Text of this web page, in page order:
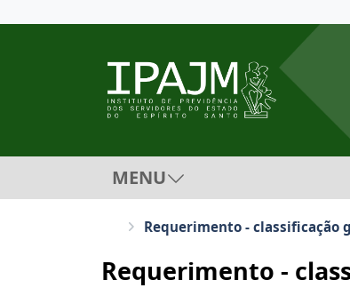
MENU
Requerimento - classificação
Requerimento -